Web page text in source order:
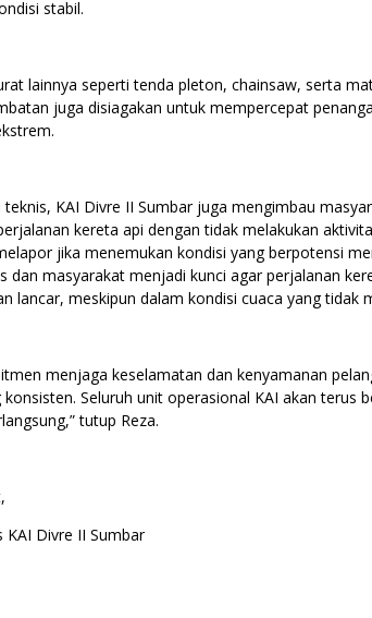
stabil.
lainnya seperti tenda pleton, chainsaw, serta
juga disiagakan untuk mempercepat
teknis, KAI Divre II Sumbar juga mengimbau
kereta api dengan tidak melakukan
jika menemukan kondisi yang berpotensi
dan masyarakat menjadi kunci agar perjalanan
lancar, meskipun dalam kondisi cuaca yang tidak
menjaga keselamatan dan kenyamanan
Seluruh unit operasional KAI akan terus
tutup Reza.
KAI Divre II Sumbar